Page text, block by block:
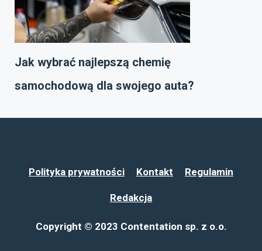
Jak wybrać najlepszą chemię
samochodową dla swojego auta?
Polityka prywatności Kontakt Regulamin
Redakcja
Copyright © 2023 Contentation sp. z o.o.